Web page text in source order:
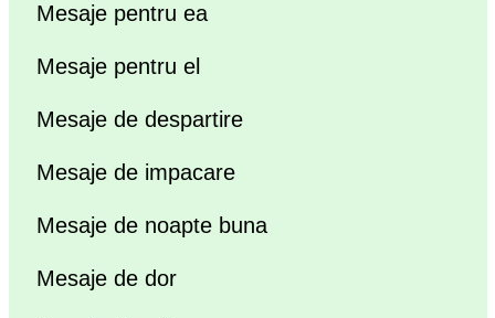
Mesaje pentru ea
Mesaje pentru el
Mesaje de despartire
Mesaje de impacare
Mesaje de noapte buna
Mesaje de dor